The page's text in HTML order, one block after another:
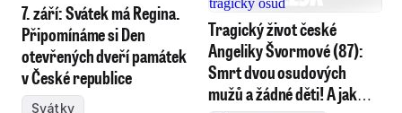
7. září: Svátek má Regina.
Připomínáme si Den
otevřených dveří památek
v České republice
Svátky
Tragický život české
Angeliky Švormové (87):
Smrt dvou osudových
mužů a žádné děti! A jak